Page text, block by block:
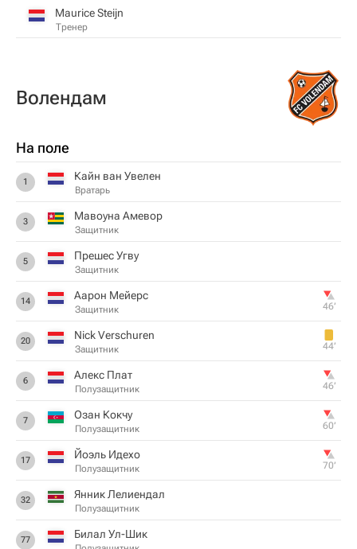
Maurice Steijn
Тренер
Волендам
На поле
1 Кайн ван Увелен
Вратарь
3 Мавоуна Амевор
Защитник
5 Прешес Угву
Защитник
14 Аарон Мейерс
Защитник 46‎’‎
20 Nick Verschuren
Защитник 44‎’‎
6 Алекс Плат
Полузащитник 46‎’‎
7 Озан Кокчу
Полузащитник 60‎’‎
17 Йоэль Идехо
Полузащитник 70‎’‎
32 Янник Лелиендал
Полузащитник
77 Билал Ул-Шик